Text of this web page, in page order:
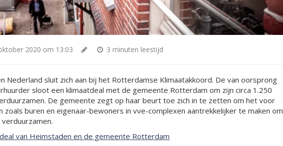
2020 om 13:03 3 minuten leestijd
Nederland sluit zich aan bij het Rotterdamse Klimaatakkoord. De van oorsprong
sloot een klimaatdeal met de gemeente Rotterdam om zijn circa 1.250
De gemeente zegt op haar beurt toe zich in te zetten om het voor
zoals buren en eigenaar-bewoners in vve-complexen aantrekkelijker te maken om
van Heimstaden en de gemeente Rotterdam